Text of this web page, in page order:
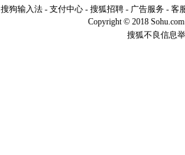
泣，这痛
卖了。水
[春节] 风
颜！冬去
搜狗输入法- 支付中心- 搜狐招聘- 广告服务- 客
Copyright © 2018
搜狐不良信息